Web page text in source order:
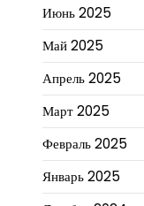
Июнь 2025
Май 2025
Апрель 2025
Март 2025
Февраль 2025
Январь 2025